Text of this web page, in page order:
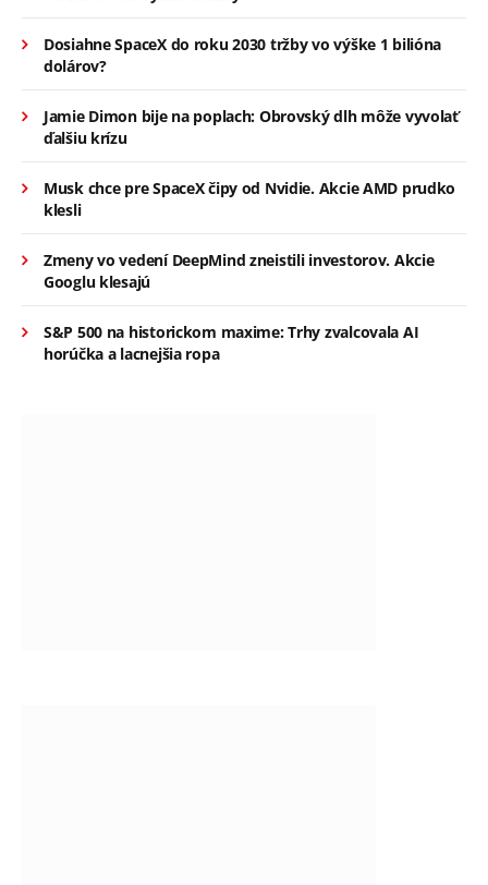
Dosiahne SpaceX do roku 2030 tržby vo výške 1 bilióna
dolárov?
Jamie Dimon bije na poplach: Obrovský dlh môže vyvolať
ďalšiu krízu
Musk chce pre SpaceX čipy od Nvidie. Akcie AMD prudko
klesli
Zmeny vo vedení DeepMind zneistili investorov. Akcie
Googlu klesajú
S&P 500 na historickom maxime: Trhy zvalcovala AI
horúčka a lacnejšia ropa